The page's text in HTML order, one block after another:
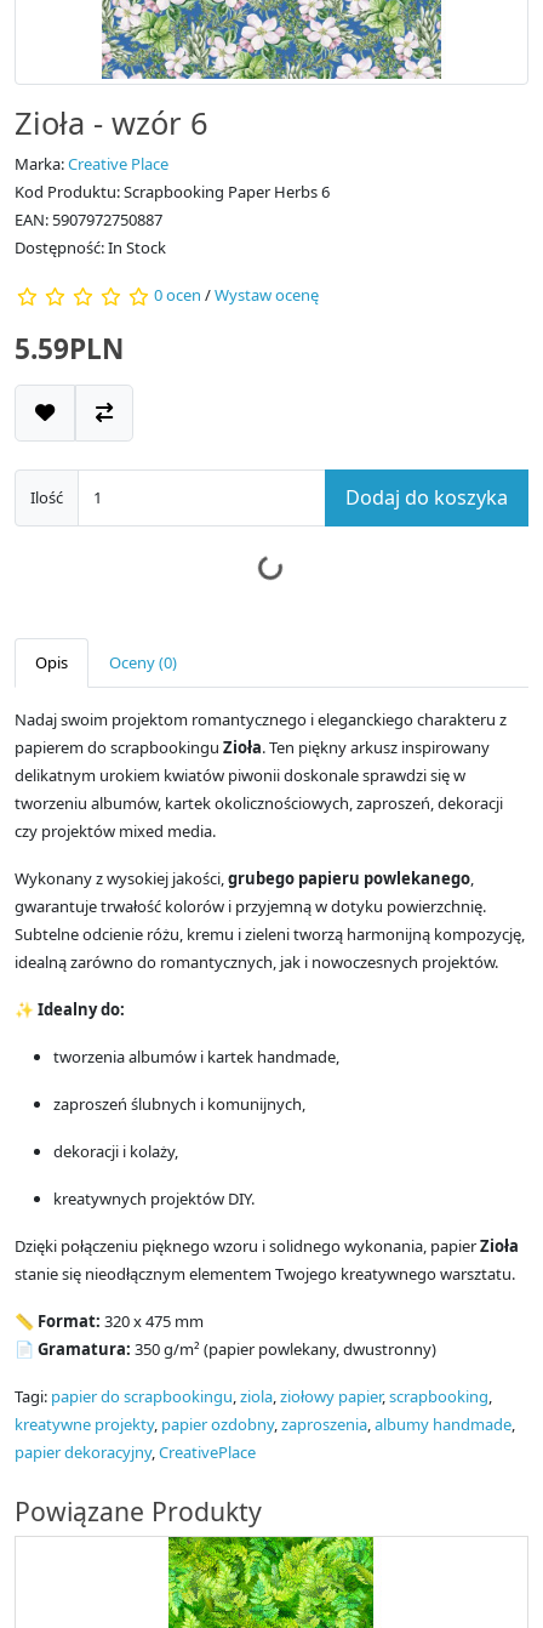
Zioła - wzór 6
Marka:Creative Place
Kod Produktu: Scrapbooking Paper Herbs 6
EAN: 5907972750887
Dostępność: In Stock
0 ocen /Wystaw ocenę
5.59PLN
Ilość Dodaj do koszyka
Opis Oceny (0)
Nadaj swoim projektom romantycznego i eleganckiego charakteru z
papierem do scrapbookingu Zioła. Ten piękny arkusz inspirowany
delikatnym urokiem kwiatów piwonii doskonale sprawdzi się w
tworzeniu albumów, kartek okolicznościowych, zaproszeń, dekoracji
czy projektów mixed media.
Wykonany z wysokiej jakości,grubego papieru powlekanego,
gwarantuje trwałość kolorów i przyjemną w dotyku powierzchnię.
Subtelne odcienie różu, kremu i zieleni tworzą harmonijną kompozycję,
idealną zarówno do romantycznych, jak i nowoczesnych projektów.
✨ Idealny do:
tworzenia albumów i kartek handmade,
zaproszeń ślubnych i komunijnych,
dekoracji i kolaży,
kreatywnych projektów DIY.
Dzięki połączeniu pięknego wzoru i solidnego wykonania, papierZioła
stanie się nieodłącznym elementem Twojego kreatywnego warsztatu.
📏 Format: 320 x 475 mm
📄 Gramatura: 350 g/m² (papier powlekany, dwustronny)
Tagi: papier do scrapbookingu,ziola,ziołowy papier,scrapbooking,
kreatywne projekty, papier ozdobny,zaproszenia,albumy handmade,
papier dekoracyjny,CreativePlace
Powiązane Produkty